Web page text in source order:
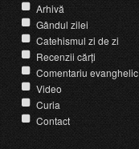
Arhivă
Gândul zilei
Catehismul zi de zi
Recenzii cărți
Comentariu evanghelic
Video
Curia
Contact